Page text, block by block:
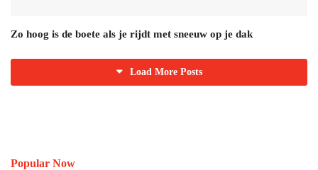
Zo hoog is de boete als je rijdt met sneeuw op je dak
Load More Posts
Popular Now